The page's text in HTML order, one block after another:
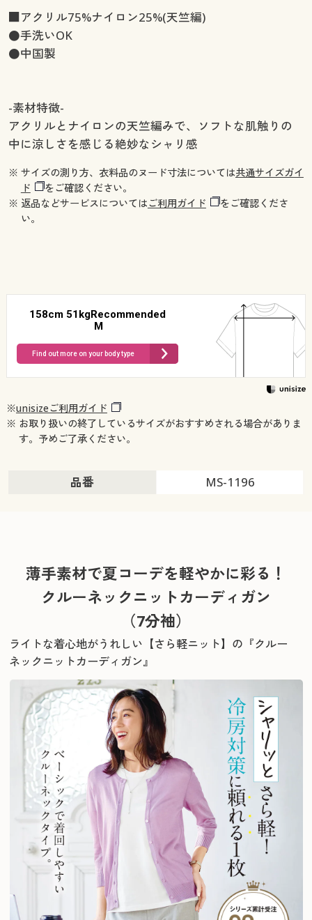
■アクリル75%ナイロン25%(天竺編)
●手洗いOK
●中国製
-素材特徴-
アクリルとナイロンの天竺編みで、ソフトな肌触りの
中に涼しさを感じる絶妙なシャリ感
※ サイズの測り方、衣料品のヌード寸法については共通サイズガイ
ド
をご確認ください。
※ 返品などサービスについてはご利用ガイド
をご確認くださ
い。
158cm 51kgRecommended
M
Find out more on your body type
※unisizeご利用ガイド
※ お取り扱いの終了しているサイズがおすすめされる場合がありま
す。予めご了承ください。
品番 MS-1196
薄手素材で夏コーデを軽やかに彩る！
クルーネックニットカーディガン
（7分袖）
ライトな着心地がうれしい【さら軽ニット】の『クルー
ネックニットカーディガン』